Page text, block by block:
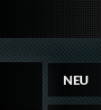
NEU